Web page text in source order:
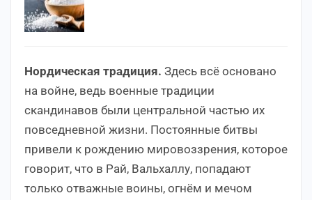
Нордическая традиция. Здесь всё основано
на войне, ведь военные традиции
скандинавов были центральной частью их
повседневной жизни. Постоянные битвы
привели к рождению мировоззрения, которое
говорит, что в Рай, Вальхаллу, попадают
только отважные воины, огнём и мечом